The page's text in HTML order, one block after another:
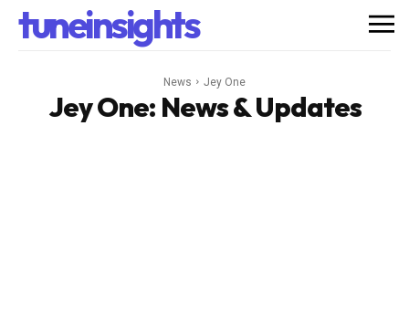
tuneinsights
News Jey One
Jey One: News & Updates